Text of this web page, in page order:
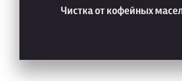
Чистка от кофейных